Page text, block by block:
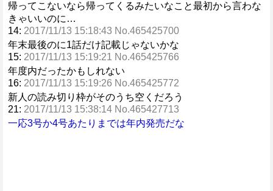
帰ってこないなら帰ってくるみたいなこと最初から言わな
きゃいいのに…
14: 2017/11/13 15:18:43 No.465425700
年末最後のに1話だけ記載じゃないかな
15: 2017/11/13 15:19:21 No.465425766
年度内だったかもしれない
16: 2017/11/13 15:19:26 No.465425772
新人の読み切り枠がそのうち空くだろう
21: 2017/11/13 15:38:14 No.465427713
一応3号か4号あたりまでは年内発売だな